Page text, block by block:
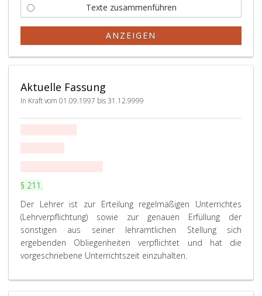
Texte zusammenführen
ANZEIGEN
Aktuelle Fassung
In Kraft vom 01.09.1997 bis 31.12.9999
§ 211 .
r
a
g
r
a
Der Lehrer ist zur Erteilung regelmäßigen Unterrichtes
(Lehrverpflichtung) sowie zur genauen Erfüllung der
sonstigen aus seiner lehramtlichen Stellung sich
ergebenden Obliegenheiten verpflichtet und hat die
vorgeschriebene Unterrichtszeit einzuhalten.